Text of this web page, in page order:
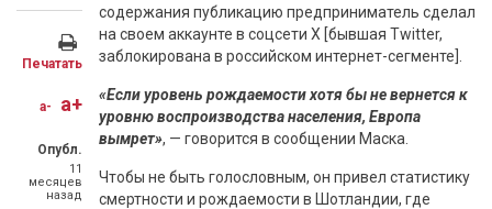
Печатать
a- a+
Опубл.
11
месяцев
назад
содержания публикацию предприниматель сделал
на своем аккаунте в соцсети Х [бывшая Twitter,
заблокирована в российском интернет-сегменте].
«Если уровень рождаемости хотя бы не вернется к
уровню воспроизводства населения, Европа
вымрет», — говорится в сообщении Маска.
Чтобы не быть голословным, он привел статистику
смертности и рождаемости в Шотландии, где